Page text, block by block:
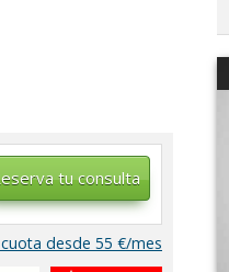
tu consulta
desde 55 €/mes